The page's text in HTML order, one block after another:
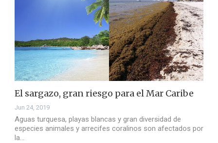
El sargazo, gran riesgo para el Mar Caribe
Jun 24, 2019
Aguas turquesa, playas blancas y gran diversidad de
especies animales y arrecifes coralinos son afectados por
la…